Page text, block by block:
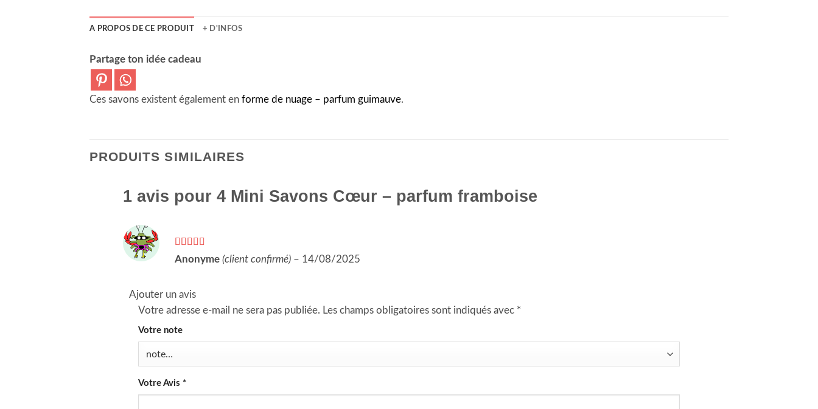
A PROPOS DE CE PRODUIT + D'INFOS
Partage ton idée cadeau
Ces savons existent également en forme de nuage – parfum guimauve.
PRODUITS SIMILAIRES
1 avis pour 4 Mini Savons Cœur – parfum framboise
Note5sur 5
Anonyme(client confirmé) – 14/08/2025
Ajouter un avis
Votre adresse e-mail ne sera pas publiée. Les champs obligatoires sont indiqués avec *
Votre note
Votre Avis *